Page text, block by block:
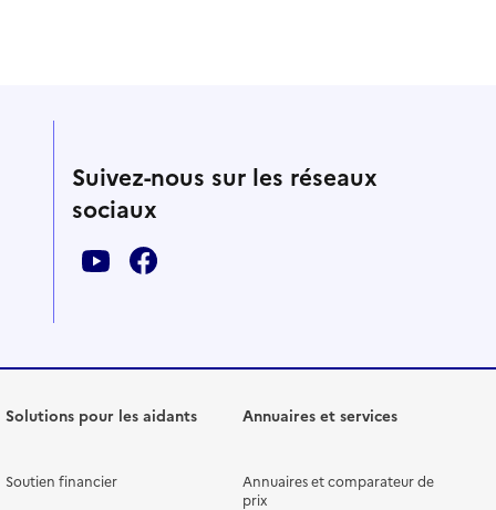
Suivez-nous sur les réseaux
sociaux
Solutions pour les aidants
Soutien financier
Annuaires et services
Annuaires et comparateur de
prix